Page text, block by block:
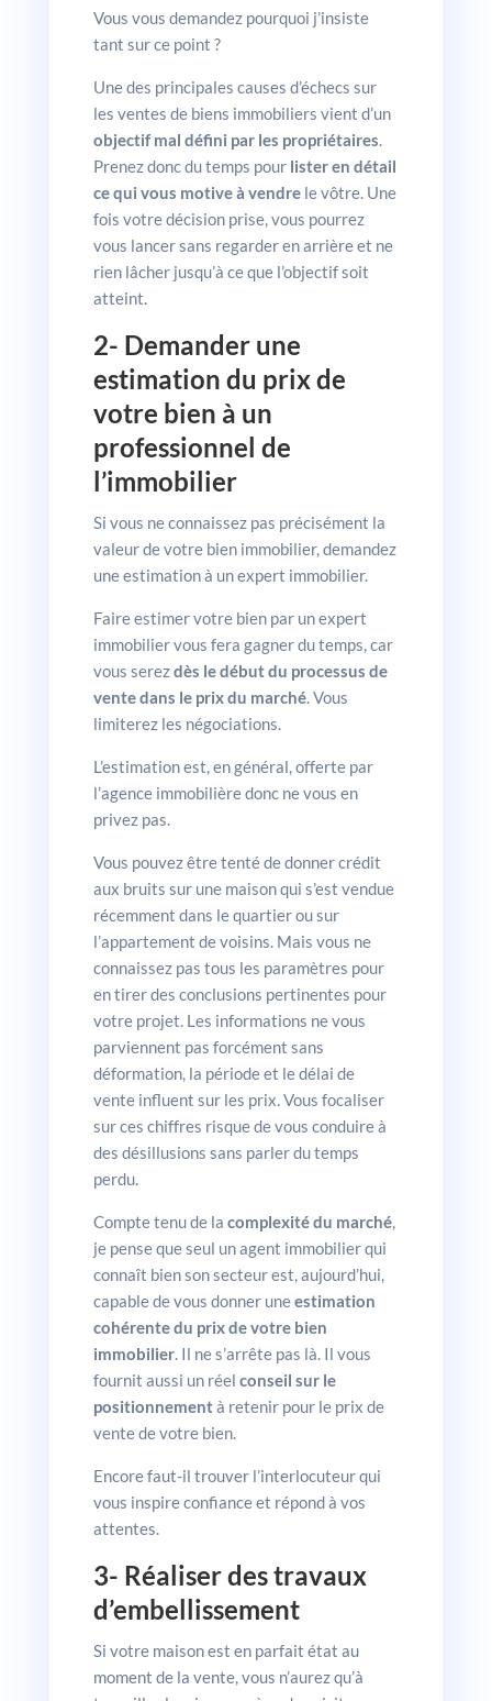
Vous vous demandez pourquoi j’insiste
tant sur ce point ?
Une des principales causes d’échecs sur
les ventes de biens immobiliers vient d’un
objectif mal défini par les propriétaires.
Prenez donc du temps pourlister en détail
ce qui vous motive à vendrele vôtre. Une
fois votre décision prise, vous pourrez
vous lancer sans regarder en arrière et ne
rien lâcher jusqu’à ce que l’objectif soit
atteint.
2- Demander une
estimation du prix de
votre bien à un
professionnel de
l’immobilier
Si vous ne connaissez pas précisément la
valeur de votre bien immobilier, demandez
une estimation à un expert immobilier.
Faire estimer votre bien par un expert
immobilier vous fera gagner du temps, car
vous serezdès le début du processus de
vente dans le prix du marché. Vous
limiterez les négociations.
L’estimation est, en général, offerte par
l’agence immobilière donc ne vous en
privez pas.
Vous pouvez être tenté de donner crédit
aux bruits sur une maison qui s’est vendue
récemment dans le quartier ou sur
l’appartement de voisins. Mais vous ne
connaissez pas tous les paramètres pour
en tirer des conclusions pertinentes pour
votre projet. Les informations ne vous
parviennent pas forcément sans
déformation, la période et le délai de
vente influent sur les prix. Vous focaliser
sur ces chiffres risque de vous conduire à
des désillusions sans parler du temps
perdu.
Compte tenu de la complexité du marché,
je pense que seul un agent immobilier qui
connaît bien son secteur est, aujourd’hui,
capable de vous donner uneestimation
cohérente du prix de votre bien
immobilier. Il ne s’arrête pas là. Il vous
fournit aussi un réel conseil sur le
positionnementà retenir pour le prix de
vente de votre bien.
Encore faut-il trouver l’interlocuteur qui
vous inspire confiance et répond à vos
attentes.
3- Réaliser des travaux
d’embellissement
Si votre maison est en parfait état au
moment de la vente, vous n’aurez qu’à